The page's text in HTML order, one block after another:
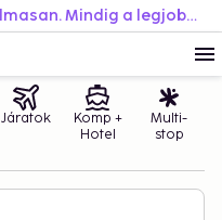
Foglalj könnyedén. Utazz rugalmasan. Mindig a legjobb áron.
Járatok
Komp +
Hotel
Multi-
stop